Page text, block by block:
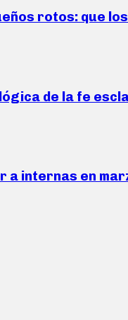
rotos: que
de la fe
a internas en